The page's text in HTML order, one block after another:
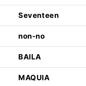
Seventeen
non-no
BAILA
MAQUIA